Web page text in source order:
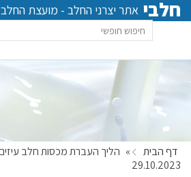
חלבי אתר יצרני החלב - מועצת החלב
דף הבית »
29.10.2023